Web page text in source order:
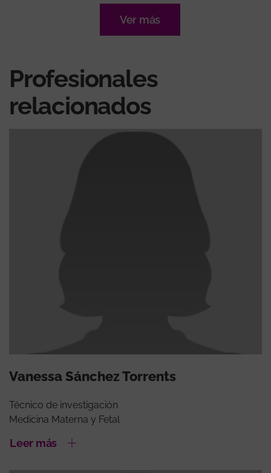
Ver más
Profesionales
relacionados
Vanessa Sánchez Torrents
Técnico de investigación
Medicina Materna y Fetal
Leer más